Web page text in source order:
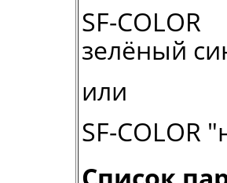
SF-
зелёный
или
SF-COLOR